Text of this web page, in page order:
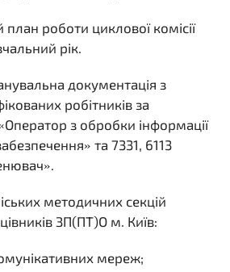
роботи циклової комісії
рік.
документація з
робітників за
з обробки інформації
та 7331, 6113
методичних секцій
ЗП(ПТ)О м. Київ:
мереж;